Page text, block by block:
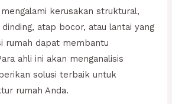
kerusakan struktural,
atap bocor, atau lantai yang
rumah dapat membantu
ahli ini akan menganalisis
solusi terbaik untuk
rumah Anda.